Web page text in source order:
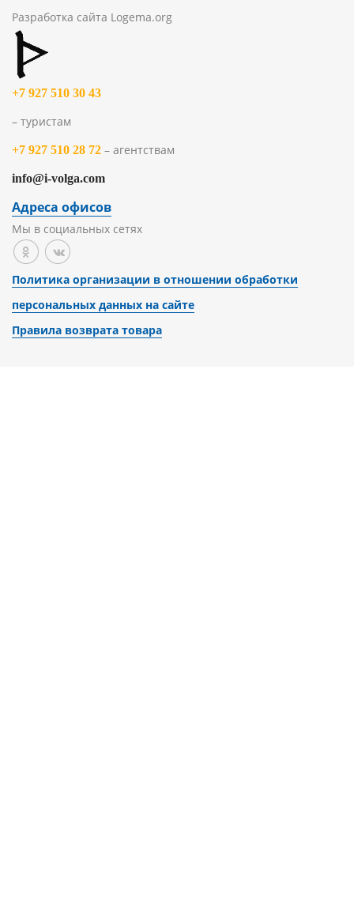
Разработка сайта Logema.org
+7 927 510 30 43
– туристам
+7 927 510 28 72 – агентствам
info@i-volga.com
Адреса офисов
Мы в социальных сетях
Политика организации в отношении обработки
персональных данных на сайте
Правила возврата товара